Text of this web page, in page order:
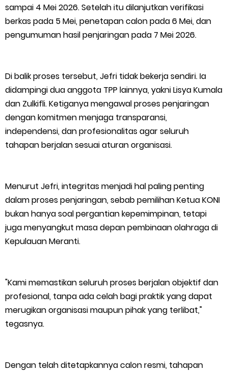
sampai 4 Mei 2026. Setelah itu dilanjutkan verifikasi
berkas pada 5 Mei, penetapan calon pada 6 Mei, dan
pengumuman hasil penjaringan pada 7 Mei 2026.
Di balik proses tersebut, Jefri tidak bekerja sendiri. Ia
didampingi dua anggota TPP lainnya, yakni Lisya Kumala
dan Zulkifli. Ketiganya mengawal proses penjaringan
dengan komitmen menjaga transparansi,
independensi, dan profesionalitas agar seluruh
tahapan berjalan sesuai aturan organisasi.
Menurut Jefri, integritas menjadi hal paling penting
dalam proses penjaringan, sebab pemilihan Ketua KONI
bukan hanya soal pergantian kepemimpinan, tetapi
juga menyangkut masa depan pembinaan olahraga di
Kepulauan Meranti.
"Kami memastikan seluruh proses berjalan objektif dan
profesional, tanpa ada celah bagi praktik yang dapat
merugikan organisasi maupun pihak yang terlibat,"
tegasnya.
Dengan telah ditetapkannya calon resmi, tahapan